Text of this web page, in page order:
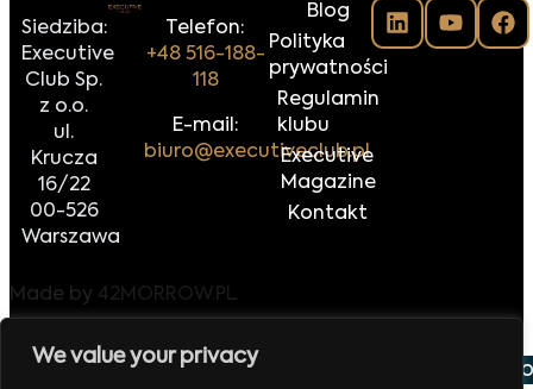
We value your privacy
Siedziba:
Executive
Club Sp.
z o.o.
ul.
Krucza
16/22
00-526
Warszawa
Telefon:
+48 516-188-
118
E-mail:
biuro@executiveclub.pl
Blog
Polityka
prywatności
Regulamin
klubu
Executive
Magazine
Kontakt
Made by 42MORROW.PL
2026Europejskie Forum Handlu i Eksportu